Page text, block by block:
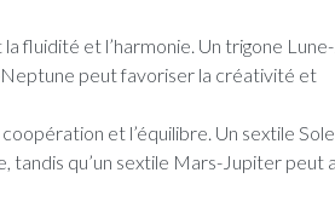
fluidité et l’harmonie. Un trigone
Neptune peut favoriser la créativité et
et l’équilibre. Un sextile
tandis qu’un sextile Mars-Jupiter peut